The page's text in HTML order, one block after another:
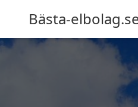
Bästa-